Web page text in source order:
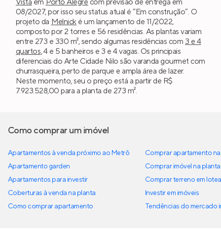
08/2027, por isso seu status atual é “Em construção”. O
projeto da Melnick é um lançamento de 11/2022,
composto por 2 torres e 56 residências. As plantas variam
entre 273 e 330 m², sendo algumas residências com 3 e 4
quartos, 4 e 5 banheiros e 3 e 4 vagas. Os principais
diferenciais do Arte Cidade Nilo são varanda gourmet com
churrasqueira, perto de parque e ampla área de lazer.
Neste momento, seu o preço está a partir de R$
7.923.528,00 para a planta de 273 m².
Como comprar um imóvel
Apartamentos à venda próximo ao Metrô
Apartamento garden
Apartamentos para investir
Coberturas à venda na planta
Como comprar apartamento
Comprar apartamento
Comprar imóvel na planta
Comprar terreno em
Investir em imóveis
Tendências do mercado